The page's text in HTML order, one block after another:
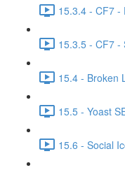
15.3.4 - CF7 -
15.3.5 - CF7 -
15.4 - Broken
15.5 - Yoast
15.6 - Social